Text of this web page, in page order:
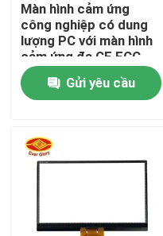
Nhà
Sản phẩm
Video
Màn hình cảm ứng
công nghiệp có dung
lượng PC với màn hình
cảm ứng đa CE FCC
RoHS chứng nhận
Gửi yêu cầu